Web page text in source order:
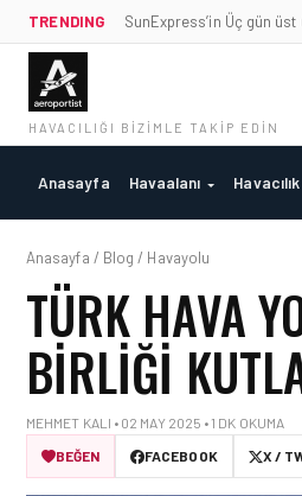
TRENDING SunExpress’in Üç gün üst
HAVACILIĞI BIZIMLE TAKIP EDIN
Anasayfa Havaalanı Havacılık
Anasayfa / Blog / Havayolu
TÜRK HAVA
BIRLIĞI
MEHMET KALI • 02 MAY 2025 • 1 DK OKUMA
BEĞEN
FACEBOOK X /